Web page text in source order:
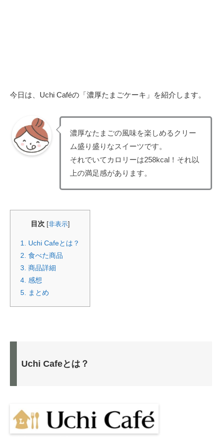
今日は、Uchi Caféの「濃厚たまごケーキ」を紹介します。
濃厚なたまごの風味を楽しめるクリー
ム盛り盛りなスイーツです。
それでいてカロリーは258kcal！それ以
上の満足感があります。
目次 [非表示]
1.
Uchi Cafeとは？
2. 食べた商品
3. 商品詳細
4. 感想
5.
まとめ
Uchi Cafeとは？